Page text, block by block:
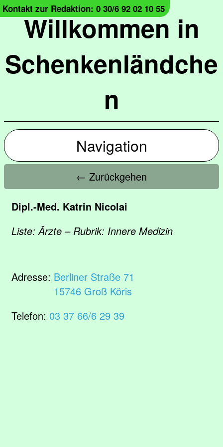
Willkommen in
Schenkenländche
n
Kontakt zur Redaktion: 0 30/6 92 02 10 55
Navigation
← Zurückgehen
Dipl.-Med. Katrin Nicolai
Liste: Ärzte – Rubrik: Innere Medizin
Adresse: Berliner Straße 71
15746 Groß Köris
Telefon: 03 37 66/6 29 39